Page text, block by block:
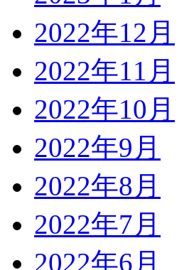
2022年12月
2022年11月
2022年10月
2022年9月
2022年8月
2022年7月
2022年6月